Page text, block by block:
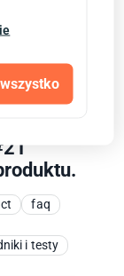
jak Merlin czy
faq
i testy